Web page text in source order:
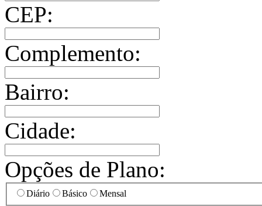
CEP:
Complemento:
Bairro:
Cidade:
Opções de Plano:
Diário Básico Mensal